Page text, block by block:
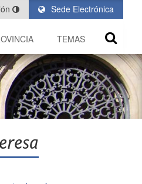
Sede Electrónica
TEMAS